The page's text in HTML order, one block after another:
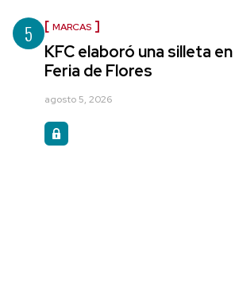
5 MARCAS
KFC elaboró una silleta
Feria de Flores
agosto 5, 2026